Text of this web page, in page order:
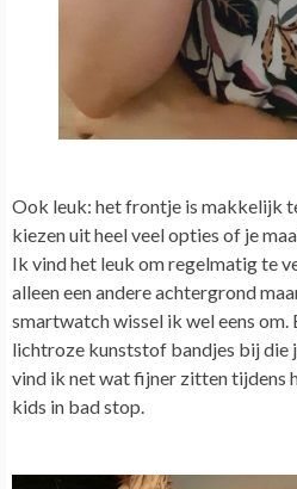
Ook leuk: het frontje is makkelijk
kiezen uit heel veel opties of je
Ik vind het leuk om regelmatig te
alleen een andere achtergrond
smartwatch wissel ik wel eens
lichtroze kunststof bandjes bij die
vind ik net wat fijner zitten tijdens
kids in bad stop.